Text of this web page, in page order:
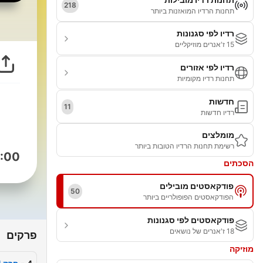
תחנות הרדיו המואזנות ביותר
218
רדיו לפי סגנונות
15 ז'אנרים מוזיקליים
רדיו לפי אזורים
תחנות רדיו מקומיות
חדשות
רדיו חדשות
11
מומלצים
רשימת תחנות הרדיו הטובות ביותר
הסכתים
פודקאסטים מובילים
הפודקאסטים הפופולריים ביותר
50
פודקאסטים לפי סגנונות
18 ז'אנרים של נושאים
מוזיקה
פרקים